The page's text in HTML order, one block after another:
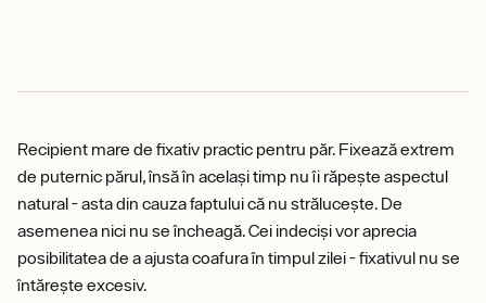
Recipient mare de fixativ practic pentru păr. Fixează extrem
de puternic părul, însă în același timp nu îi răpește aspectul
natural - asta din cauza faptului că nu strălucește. De
asemenea nici nu se încheagă. Cei indeciși vor aprecia
posibilitatea de a ajusta coafura în timpul zilei - fixativul nu se
întărește excesiv.